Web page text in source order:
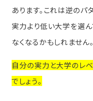
あります。これは逆のパ
実力より低い大学を選
なくなるかもしれません。
自分の実力と大学のレ
でしょう。